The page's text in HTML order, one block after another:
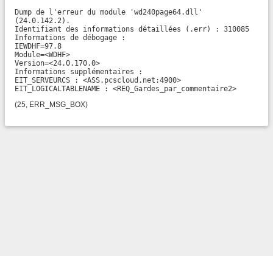
Dump de l'erreur du module 'wd240page64.dll'
(24.0.142.2).
Identifiant des informations détaillées (.err) : 310085
Informations de débogage :
IEWDHF=97.8
Module=<WDHF>
Version=<24.0.170.0>
Informations supplémentaires :
EIT_SERVEURCS : <ASS.pcscloud.net:4900>
EIT_LOGICALTABLENAME : <REQ_Gardes_par_commentaire2>
(25, ERR_MSG_BOX)